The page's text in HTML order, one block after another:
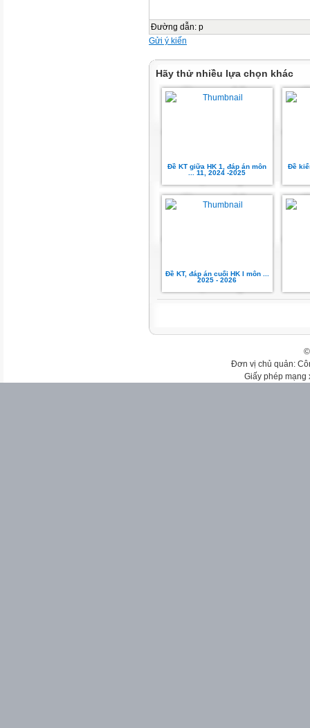
Đường dẫn: p
Gửi ý kiến
Hãy thử nhiều lựa chọn khác
Đề KT giữa HK 1, đáp án môn
... 11, 2024 -2025
Đề
Đề KT, đáp án cuối HK I môn ...
2025 - 2026
Đơn vị chủ quản:
Giấy phép mạng